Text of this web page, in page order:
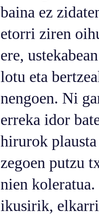
baina ez
etorri ziren
ere,
lotu eta
nengoen. Ni
erreka idor
hirurok
zegoen putzu
nien
ikusirik,